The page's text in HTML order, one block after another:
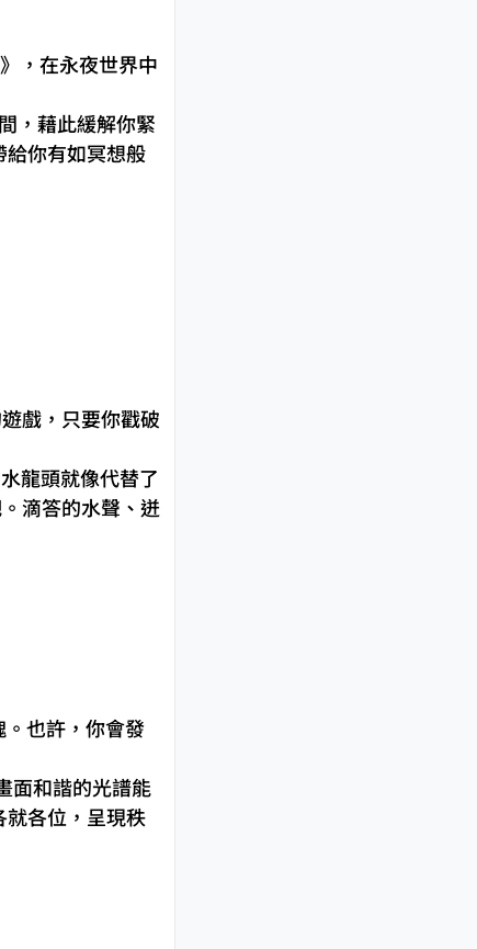
，在永夜世界中
，藉此緩解你緊
你有如冥想般
戲，只要你戳破
龍頭就像代替了
滴答的水聲、迸
也許，你會發
面和諧的光譜能
各位，呈現秩